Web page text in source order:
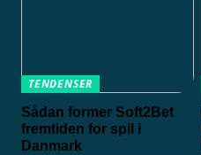
TENDENSER
Sådan former Soft2Bet
fremtiden for spil i
Danmark